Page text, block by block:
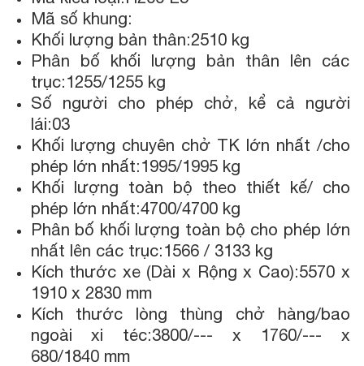
Mã số khung:
Khối lượng bản thân:2510 kg
Phân bố khối lượng bản thân lên các
trục:1255/1255 kg
Số người cho phép chở, kể cả người
lái:03
Khối lượng chuyên chở TK lớn nhất /cho
phép lớn nhất:1995/1995 kg
Khối lượng toàn bộ theo thiết kế/ cho
phép lớn nhất:4700/4700 kg
Phân bố khối lượng toàn bộ cho phép lớn
nhất lên các trục:1566 / 3133 kg
Kích thước xe (Dài x Rộng x Cao):5570 x
1910 x 2830 mm
Kích thước lòng thùng chở hàng/bao
ngoài xi téc:3800/--- x 1760/--- x
680/1840 mm